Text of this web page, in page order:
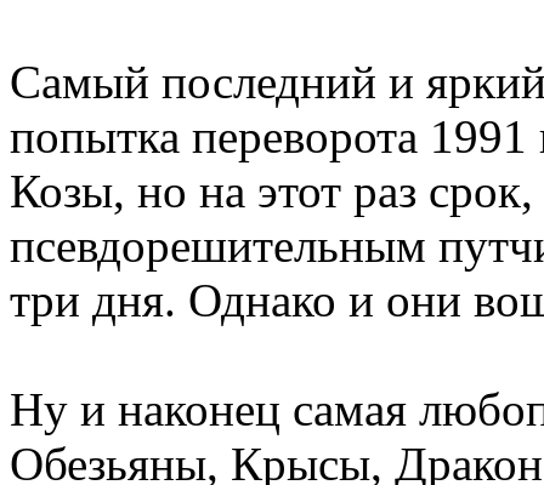
Самый последний и
попытка переворота
Козы, но на этот раз
псевдорешительным
три дня. Однако и они
Ну и наконец самая
Обезьяны, Крысы,